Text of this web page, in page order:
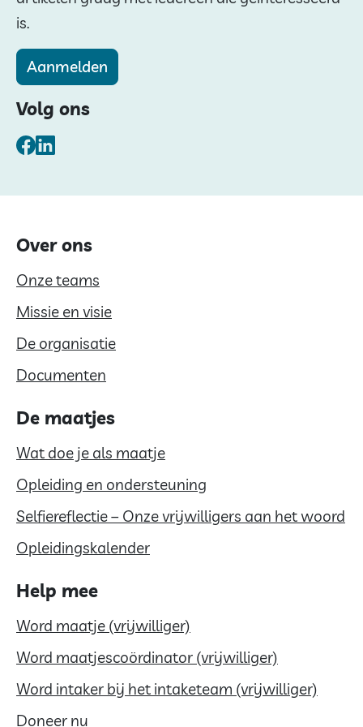
is.
Aanmelden
Volg ons
Facebook
LinkedIn
Over ons
Onze teams
Missie en visie
De organisatie
Documenten
De maatjes
Wat doe je als maatje
Opleiding en ondersteuning
Selfiereflectie – Onze vrijwilligers aan het woord
Opleidingskalender
Help mee
Word maatje (vrijwilliger)
Word maatjescoördinator (vrijwilliger)
Word intaker bij het intaketeam (vrijwilliger)
Doneer nu